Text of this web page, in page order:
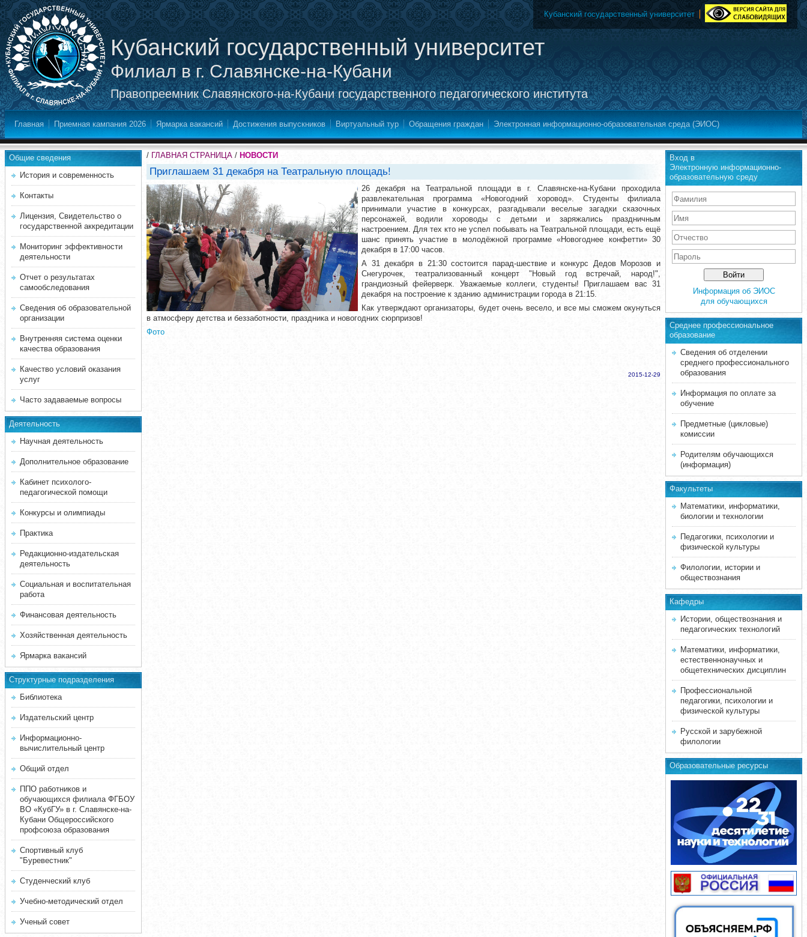
Кубанский государственный университет
Филиал в г. Славянске-на-Кубани
Правопреемник Славянского-на-Кубани государственного педагогического института
Кубанский государственный университет
Главная Приемная кампания 2026 Ярмарка вакансий Достижения выпускников Виртуальный тур Обращения граждан Электронная информационно-образовательная среда (ЭИОС)
Общие сведения
История и современность
Контакты
Лицензия, Свидетельство о
государственной аккредитации
Мониторинг эффективности
деятельности
Отчет о результатах
самообследования
Сведения об образовательной
организации
Внутренняя система оценки
качества образования
Качество условий оказания
услуг
Часто задаваемые вопросы
Деятельность
Научная деятельность
Дополнительное образование
Кабинет психолого-
педагогической помощи
Конкурсы и олимпиады
Практика
Редакционно-издательская
деятельность
Социальная и воспитательная
работа
Финансовая деятельность
Хозяйственная деятельность
Ярмарка вакансий
Структурные подразделения
Библиотека
Издательский центр
Информационно-
вычислительный центр
Общий отдел
ППО работников и
обучающихся филиала ФГБОУ
ВО «КубГУ» в г. Славянске-на-
Кубани Общероссийского
профсоюза образования
Спортивный клуб
"Буревестник"
Студенческий клуб
Учебно-методический отдел
Ученый совет
/ ГЛАВНАЯ СТРАНИЦА / НОВОСТИ
Приглашаем 31 декабря на Театральную площадь!
26 декабря на Театральной площади в г. Славянске-на-Кубани проходила
развлекательная программа «Новогодний хоровод». Студенты филиала
принимали участие в конкурсах, разгадывали веселые загадки сказочных
персонажей, водили хороводы с детьми и заряжались праздничным
настроением. Для тех кто не успел побывать на Театральной площади, есть ещё
шанс принять участие в молодёжной программе «Новогоднее конфетти» 30
декабря в 17:00 часов.
А 31 декабря в 21:30 состоится парад-шествие и конкурс Дедов Морозов и
Снегурочек, театрализованный концерт "Новый год встречай, народ!",
грандиозный фейерверк. Уважаемые коллеги, студенты! Приглашаем вас 31
декабря на построение к зданию администрации города в 21:15.
Как утверждают организаторы, будет очень весело, и все мы сможем окунуться
в атмосферу детства и беззаботности, праздника и новогодних сюрпризов!
Фото
2015-12-29
Вход в
Электронную информационно-
образовательную среду
Информация об ЭИОС
для обучающихся
Среднее професcиональное
образование
Сведения об отделении
среднего профессионального
образования
Информация по оплате за
обучение
Предметные (цикловые)
комиссии
Родителям обучающихся
(информация)
Факультеты
Математики, информатики,
биологии и технологии
Педагогики, психологии и
физической культуры
Филологии, истории и
обществознания
Кафедры
Истории, обществознания и
педагогических технологий
Математики, информатики,
естественнонаучных и
общетехнических дисциплин
Профессиональной
педагогики, психологии и
физической культуры
Русской и зарубежной
филологии
Образовательные ресурсы